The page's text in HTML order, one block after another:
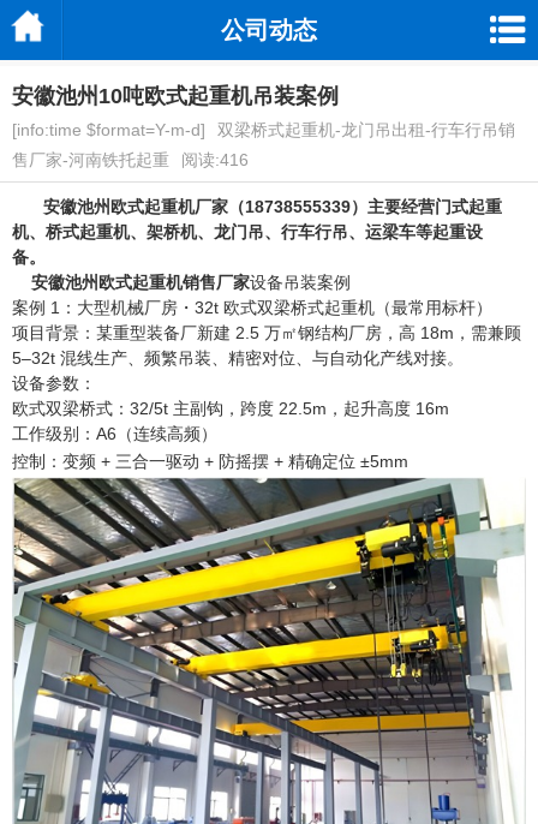
公司动态
安徽池州10吨欧式起重机吊装案例
[info:time $format=Y-m-d]
双梁桥式起重机-龙门吊出租-行车行吊销
售厂家-河南铁托起重
阅读:416
安徽池州欧式起重机厂家 （18738555339）主要经营门式起重
机、桥式起重机、架桥机、龙门吊、行车行吊、运梁车等起重设
备。
安徽池州欧式起重机销售厂家设备吊装案例
案例 1：大型机械厂房・32t 欧式双梁桥式起重机（最常用标杆）
项目背景：某重型装备厂新建 2.5 万㎡钢结构厂房，高 18m，需兼顾
5–32t 混线生产、频繁吊装、精密对位、与自动化产线对接。
设备参数：
欧式双梁桥式：32/5t 主副钩，跨度 22.5m，起升高度 16m
工作级别：A6（连续高频）
控制：变频 + 三合一驱动 + 防摇摆 + 精确定位 ±5mm